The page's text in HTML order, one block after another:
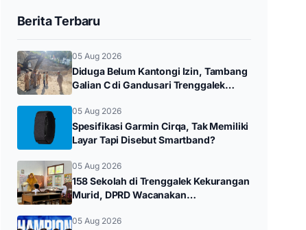
Berita Terbaru
05 Aug 2026
Diduga Belum Kantongi Izin, Tambang
Galian C di Gandusari Trenggalek
05 Aug 2026
Spesifikasi Garmin Cirqa, Tak Memiliki
Layar Tapi Disebut Smartband?
05 Aug 2026
158 Sekolah di Trenggalek Kekurangan
Murid, DPRD Wacanakan
05 Aug 2026